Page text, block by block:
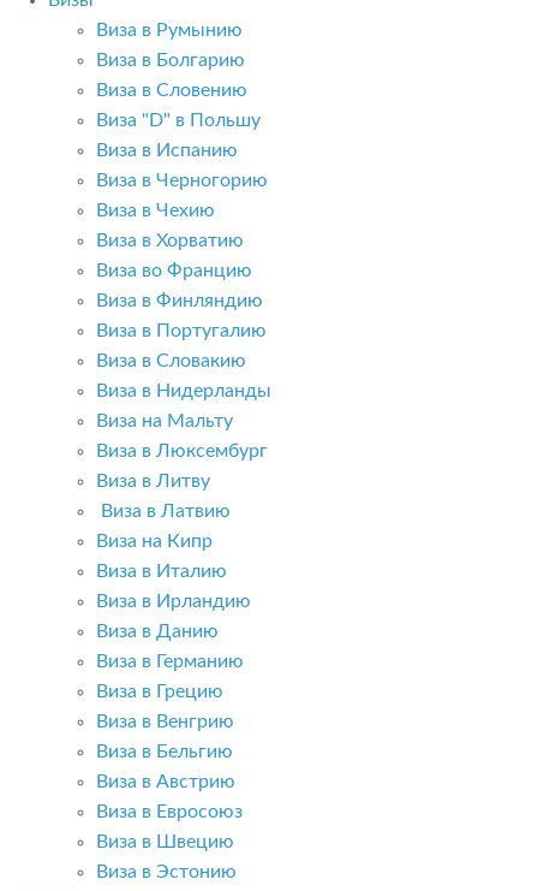
Виза в Румынию
Виза в Болгарию
Виза в Словению
Виза "D" в Польшу
Виза в Испанию
Виза в Черногорию
Виза в Чехию
Виза в Хорватию
Виза во Францию
Виза в Финляндию
Виза в Португалию
Виза в Словакию
Виза в Нидерланды
Виза на Мальту
Виза в Люксембург
Виза в Литву
Виза в Латвию
Виза на Кипр
Виза в Италию
Виза в Ирландию
Виза в Данию
Виза в Германию
Виза в Грецию
Виза в Венгрию
Виза в Бельгию
Виза в Австрию
Виза в Евросоюз
Виза в Швецию
Виза в Эстонию